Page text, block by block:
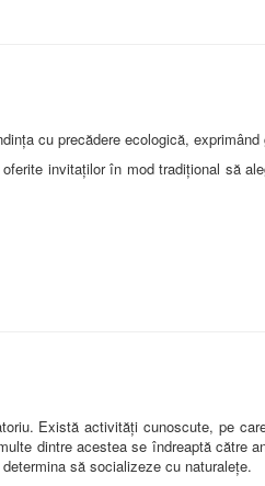
cu precădere ecologică,
invitaților în mod tradițional să
Există activități cunoscute, pe
dintre acestea se îndreaptă
să socializeze cu naturalețe.